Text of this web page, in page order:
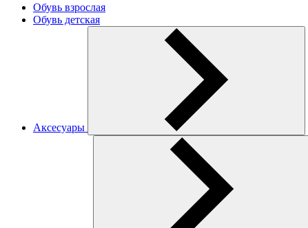
Обувь взрослая
Обувь детская
Аксесуары